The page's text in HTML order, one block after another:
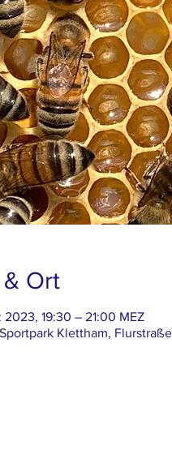
Ort
2023, 19:30 – 21:00 MEZ
Klettham,